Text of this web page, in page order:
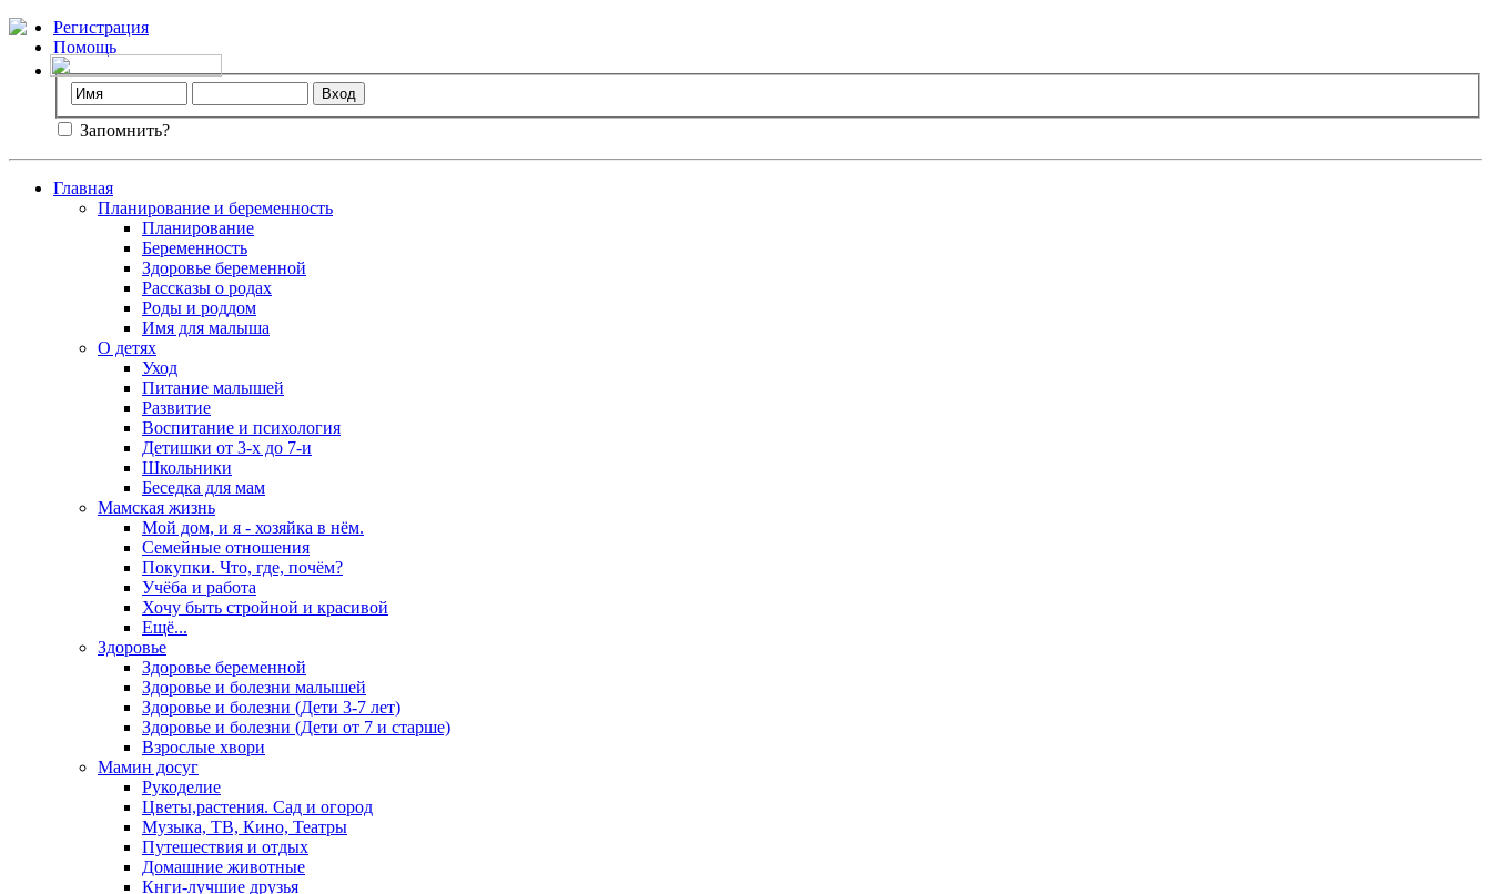
Регистрация
Помощь
Запомнить?
Главная
Планирование и беременность
Планирование
Беременность
Здоровье беременной
Рассказы о родах
Роды и роддом
Имя для малыша
О детях
Уход
Питание малышей
Развитие
Воспитание и психология
Детишки от 3-х до 7-и
Школьники
Беседка для мам
Мамская жизнь
Мой дом, и я - хозяйка в нём.
Семейные отношения
Покупки. Что, где, почём?
Учёба и работа
Хочу быть стройной и красивой
Ещё...
Здоровье
Здоровье беременной
Здоровье и болезни малышей
Здоровье и болезни (Дети 3-7 лет)
Здоровье и болезни (Дети от 7 и старше)
Взрослые хвори
Мамин досуг
Рукоделие
Цветы,растения. Сад и огород
Музыка, ТВ, Кино, Театры
Путешествия и отдых
Домашние животные
Кнги-лучшие друзья